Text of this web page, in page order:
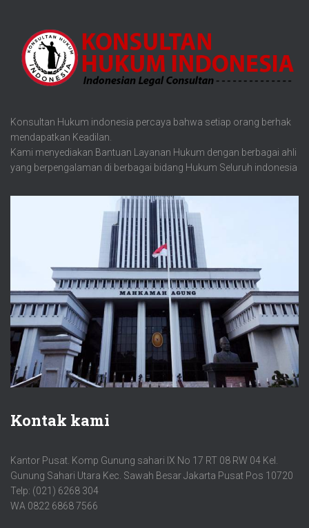
Konsultan Hukum indonesia percaya bahwa setiap orang berhak
mendapatkan Keadilan.
Kami menyediakan Bantuan Layanan Hukum dengan berbagai ahli
yang berpengalaman di berbagai bidang Hukum Seluruh indonesia
Kontak kami
Kantor Pusat. Komp Gunung sahari IX No 17 RT 08 RW 04 Kel.
Gunung Sahari Utara Kec. Sawah Besar Jakarta Pusat Pos 10720
Telp: (021) 6268 304
WA 0822 6868 7566